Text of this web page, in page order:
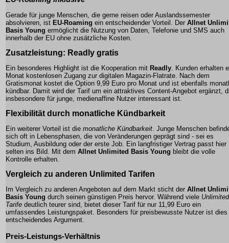
Gerade für junge Menschen, die gerne reisen oder Auslandssemester
absolvieren, ist EU-Roaming ein entscheidender Vorteil. Der Allnet
Basis Young ermöglicht die Nutzung von Daten, Telefonie und SMS auch
innerhalb der EU ohne zusätzliche Kosten.
Zusatzleistung: Readly gratis
Ein besonderes Highlight ist die Kooperation mit Readly. Kunden erhalten
Monat kostenlosen Zugang zur digitalen Magazin-Flatrate. Nach dem
Gratismonat kostet die Option 9,99 Euro pro Monat und ist ebenfalls
kündbar. Damit wird der Tarif um ein attraktives Content-Angebot ergänzt,
insbesondere für junge, medienaffine Nutzer interessant ist.
Flexibilität durch monatliche Kündbarkeit
Ein weiterer Vorteil ist die monatliche Kündbarkeit. Junge Menschen
sich oft in Lebensphasen, die von Veränderungen geprägt sind - sei es
Studium, Ausbildung oder der erste Job. Ein langfristiger Vertrag passt hier
selten ins Bild. Mit dem Allnet Unlimited Basis Young bleibt die volle
Kontrolle erhalten.
Vergleich zu anderen Unlimited Tarifen
Im Vergleich zu anderen Angeboten auf dem Markt sticht der Allnet
Basis Young durch seinen günstigen Preis hervor. Während viele Unlimited
Tarife deutlich teurer sind, bietet dieser Tarif für nur 11,99 Euro ein
umfassendes Leistungspaket. Besonders für preisbewusste Nutzer ist dies
entscheidendes Argument.
Preis-Leistungs-Verhältnis